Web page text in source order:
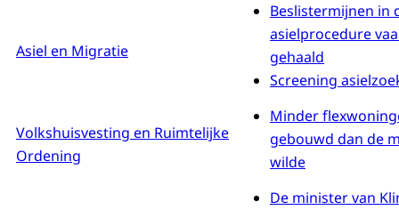
Asiel en Migratie
Beslistermijnen in
asielprocedure
gehaald
Screening
Volkshuisvesting en Ruimtelijke
Ordening
Minder
gebouwd dan de
wilde
De minister van